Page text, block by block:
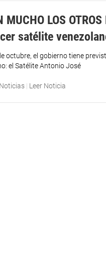
MUCHO LOS
satélite
octubre, el gobierno tiene
el Satélite Antonio José
Noticias | Leer Noticia